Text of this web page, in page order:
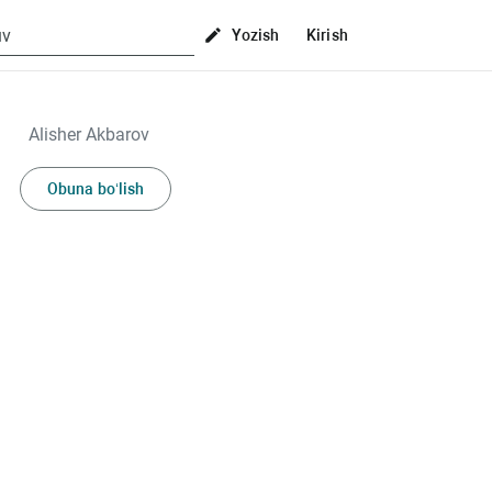
Yozish Kirish
Alisher Akbarov
Obuna bo‘lish